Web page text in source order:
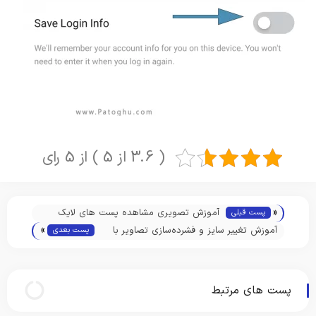
( 3.6 از 5 ) از 5 رای
« پست قبلی
آموزش تصویری مشاهده پست های لایک
شده توسط شما در اینستاگرام
آموزش تغییر سایز و فشرده‌سازی تصاویر با
پست بعدی »
پست های مرتبط